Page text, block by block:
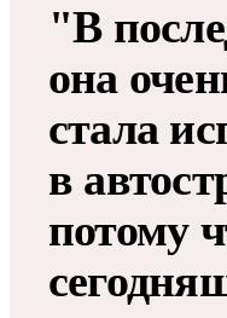
"В
она
стала
в
потому